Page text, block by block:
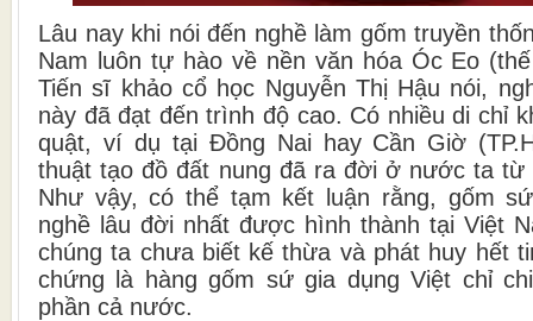
Lâu nay khi nói đến nghề làm gốm truyền
Nam luôn tự hào về nền văn hóa Óc Eo
Tiến sĩ khảo cổ học Nguyễn Thị Hậu nói,
này đã đạt đến trình độ cao. Có nhiều di chỉ
quật, ví dụ tại Đồng Nai hay Cần Giờ
thuật tạo đồ đất nung đã ra đời ở nước ta từ
Như vậy, có thể tạm kết luận rằng, gốm
nghề lâu đời nhất được hình thành tại Việt
chúng ta chưa biết kế thừa và phát huy hết
chứng là hàng gốm sứ gia dụng Việt chỉ
phần cả nước.